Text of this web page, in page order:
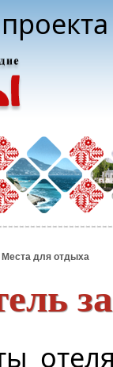
Места для отдыха